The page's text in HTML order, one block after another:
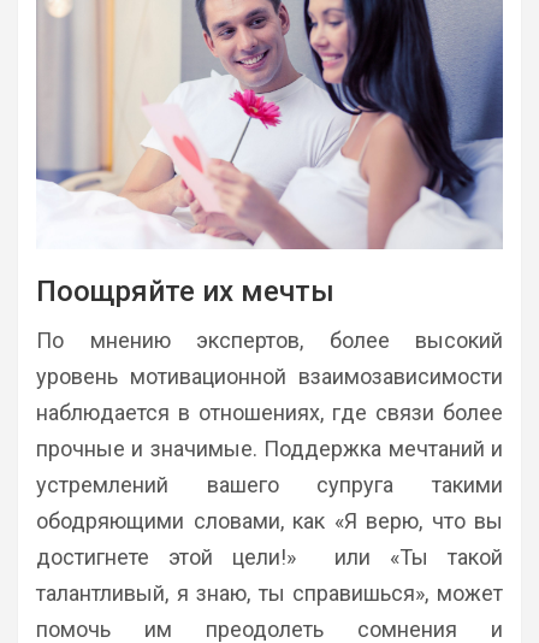
Поощряйте их мечты
По мнению экспертов, более высокий
уровень мотивационной взаимозависимости
наблюдается в отношениях, где связи более
прочные и значимые. Поддержка мечтаний и
устремлений вашего супруга такими
ободряющими словами, как «Я верю, что вы
достигнете этой цели!» или «Ты такой
талантливый, я знаю, ты справишься», может
помочь им преодолеть сомнения и